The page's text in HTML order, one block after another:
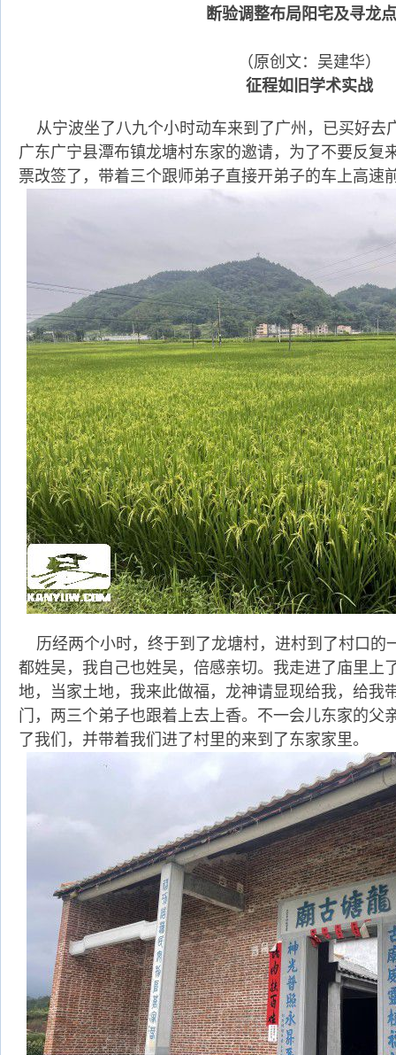
断验调整布局阳宅及寻龙
（原创文：吴建华）
征程如旧学术实战
从宁波坐了八九个小时动车来到了广州，已买好去
广东广宁县潭布镇龙塘村东家的邀请，为了不要反复
票改签了，带着三个跟师弟子直接开弟子的车上高速
历经两个小时，终于到了龙塘村，进村到了村口的
都姓吴，我自己也姓吴，倍感亲切。我走进了庙里上
地，当家土地，我来此做福，龙神请显现给我，给我
门，两三个弟子也跟着上去上香。不一会儿东家的父
了我们，并带着我们进了村里的来到了东家家里。